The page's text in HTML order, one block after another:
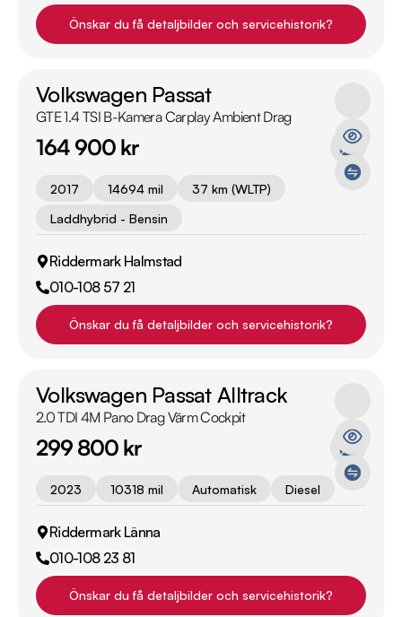
Önskar du få detaljbilder och servicehistorik?
Volkswagen Passat
GTE 1.4 TSI B-Kamera Carplay Ambient Drag
164 900 kr
2017 14694 mil
37 km (WLTP)
Laddhybrid - Bensin
Riddermark Halmstad
010-108 57 21
Önskar du få detaljbilder och servicehistorik?
Volkswagen Passat Alltrack
2.0 TDI 4M Pano Drag Värm Cockpit
299 800 kr
2023 10318 mil Automatisk Diesel
Riddermark Länna
010-108 23 81
Önskar du få detaljbilder och servicehistorik?